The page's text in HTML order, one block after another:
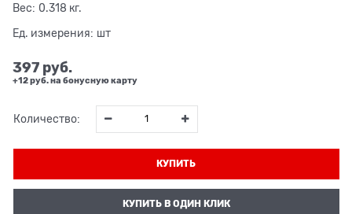
Вес: 0.318 кг.
Ед. измерения: шт
397 руб.
+12 руб. на бонусную карту
Количество:
КУПИТЬ
КУПИТЬ В ОДИН КЛИК